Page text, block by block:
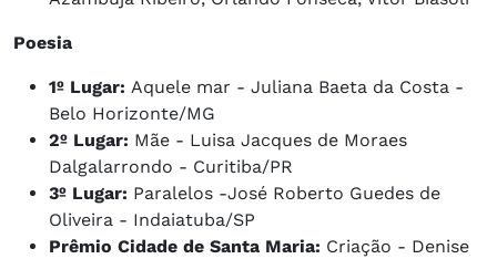
Poesia
1º Lugar: Aquele mar - Juliana Baeta da Costa -
Belo Horizonte/MG
2º Lugar: Mãe - Luisa Jacques de Moraes
Dalgalarrondo - Curitiba/PR
3º Lugar: Paralelos -José Roberto Guedes de
Oliveira - Indaiatuba/SP
Prêmio Cidade de Santa Maria: Criação - Denise